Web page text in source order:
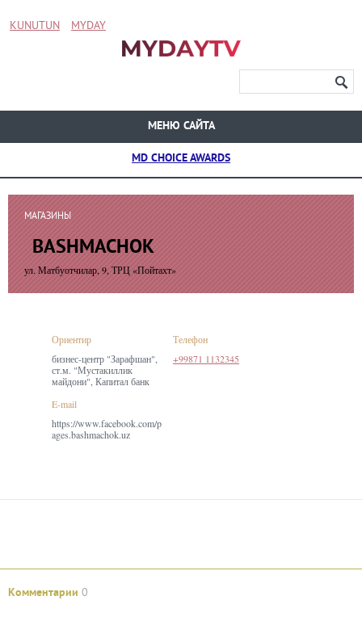
KUNUTUN MYDAY
МЕНЮ САЙТА
MD CHOICE AWARDS
МАГАЗИНЫ
BASHMACHOK
ул. Матбуотчилар, 9, ТРЦ «Пойтахт»
Ориентир
бизнес-центр "Зарафшан",
ст.м. "Мустакиллик
майдони", Капитал банк
Телефон
+99871 1132345
E-mail
https://www.facebook.com/p
ages.bashmachok.uz
Комментарии 0